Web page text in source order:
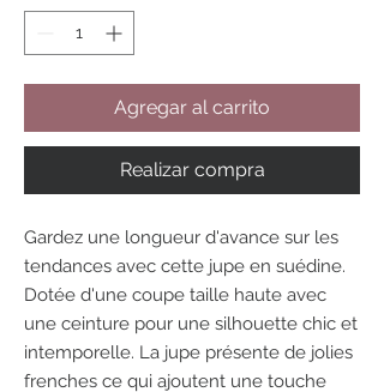
Agregar al carrito
Realizar compra
Gardez une longueur d'avance sur les
tendances avec cette jupe en suédine.
Dotée d'une coupe taille haute avec
une ceinture pour une silhouette chic et
intemporelle. La jupe présente de jolies
frenches ce qui ajoutent une touche